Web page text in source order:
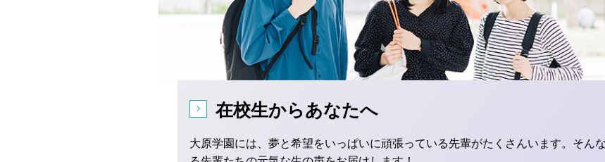
在校生からあなたへ
大原学園には、夢と希望をいっぱいに頑張っている先輩がたくさんいます。そん